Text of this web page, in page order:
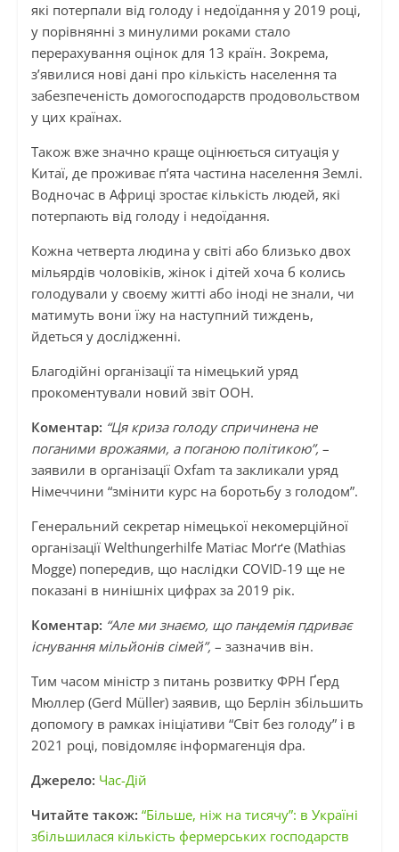
які потерпали від голоду і недоїдання у 2019 році,
у порівнянні з минулими роками стало
перерахування оцінок для 13 країн. Зокрема,
з’явилися нові дані про кількість населення та
забезпеченість домогосподарств продовольством
у цих країнах.
Також вже значно краще оцінюється ситуація у
Китаї, де проживає п’ята частина населення Землі.
Водночас в Африці зростає кількість людей, які
потерпають від голоду і недоїдання.
Кожна четверта людина у світі або близько двох
мільярдів чоловіків, жінок і дітей хоча б колись
голодували у своєму житті або іноді не знали, чи
матимуть вони їжу на наступний тиждень,
йдеться у дослідженні.
Благодійні організації та німецький уряд
прокоментували новий звіт ООН.
Коментар: “Ця криза голоду спричинена не
поганими врожаями, а поганою політикою”, –
заявили в організації Oxfam та закликали уряд
Німеччини “змінити курс на боротьбу з голодом”.
Генеральний секретар німецької некомерційної
організації Welthungerhilfe Матіас Моґґе (Mathias
Mogge) попередив, що наслідки COVID-19 ще не
показані в нинішніх цифрах за 2019 рік.
Коментар: “Але ми знаємо, що пандемія пдриває
існування мільйонів сімей”, – зазначив він.
Тим часом міністр з питань розвитку ФРН Ґерд
Мюллер (Gerd Müller) заявив, що Берлін збільшить
допомогу в рамках ініціативи “Світ без голоду” і в
2021 році, повідомляє інформагенція dpa.
Джерело: Час-Дій
Читайте також: “Більше, ніж на тисячу”: в Україні
збільшилася кількість фермерських господарств